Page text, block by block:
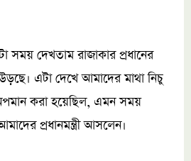
সময় দেখতাম রাজাকার প্রধানের
এটা দেখে আমাদের মাথা নিচু
করা হয়েছিল, এমন সময়
প্রধানমন্ত্রী আসলেন।